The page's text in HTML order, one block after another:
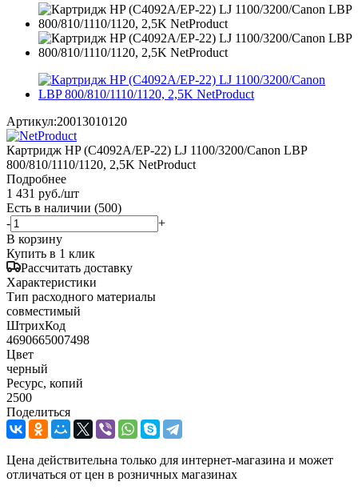
Артикул:20013010120
Картридж HP (C4092A/EP-22) LJ 1100/3200/Canon LBP
800/810/1110/1120, 2,5K NetProduct
Подробнее
1 431 руб./шт
Есть в наличии (500)
-
+
В корзину
Купить в 1 клик
Рассчитать доставку
Характеристики
Тип расходного материалы
совместимый
ШтрихКод
4690665007498
Цвет
черный
Ресурс, копий
2500
Поделиться
Цена действительна только для интернет-магазина и может
отличаться от цен в розничных магазинах